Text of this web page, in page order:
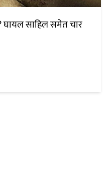
साहिल समेत चार